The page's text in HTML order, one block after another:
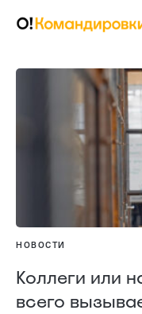
НОВОСТИ
Коллеги или
всего